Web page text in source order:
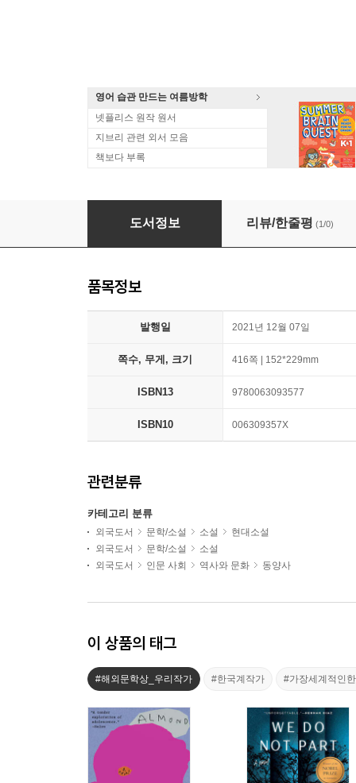
영어 습관 만드는 여름방학
넷플리스 원작 원서
지브리 관련 외서 모음
책보다 부록
Beasts of a Little Land
도서정보 리뷰/한줄평 (1/0)
품목정보
발행일 2021년 12월 07일
쪽수, 무게, 크기 416쪽 | 152*229mm
ISBN13 9780063093577
ISBN10 006309357X
관련분류
카테고리 분류
외국도서 문학/소설 소설
현대소설
외국도서
문학/소설
소설
외국도서
인문 사회 역사와 문화 동양사
이 상품의 태그
#해외문학상_우리작가 #한국계작가 #가장세계적인